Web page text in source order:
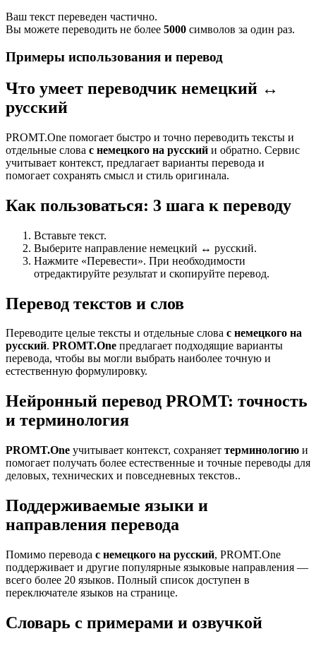
Ваш текст переведен частично.
Вы можете переводить не более 5000 символов за один раз.
Примеры использования и перевод
Что умеет переводчик немецкий ↔
русский
PROMT.One помогает быстро и точно переводить тексты и
отдельные слова с немецкого на русский и обратно. Сервис
учитывает контекст, предлагает варианты перевода и
помогает сохранять смысл и стиль оригинала.
Как пользоваться: 3 шага к переводу
Вставьте текст.
Выберите направление немецкий ↔ русский.
Нажмите «Перевести». При необходимости
отредактируйте результат и скопируйте перевод.
Перевод текстов и слов
Переводите целые тексты и отдельные слова с немецкого на
русский. PROMT.One предлагает подходящие варианты
перевода, чтобы вы могли выбрать наиболее точную и
естественную формулировку.
Нейронный перевод PROMT: точность
и терминология
PROMT.One учитывает контекст, сохраняет терминологию и
помогает получать более естественные и точные переводы для
деловых, технических и повседневных текстов..
Поддерживаемые языки и
направления перевода
Помимо перевода с немецкого на русский, PROMT.One
поддерживает и другие популярные языковые направления —
всего более 20 языков. Полный список доступен в
переключателе языков на странице.
Словарь с примерами и озвучкой